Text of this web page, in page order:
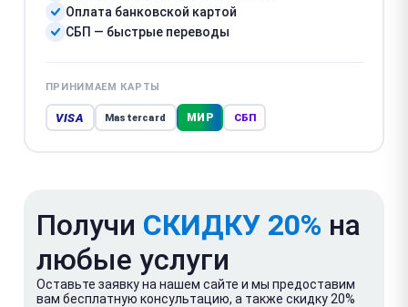
Оплата банковской картой
СБП — быстрые переводы
ПРИНИМАЕМ КАРТЫ
VISA Mastercard МИР СБП
Получи СКИДКУ 20% на
любые услуги
Оставьте заявку на нашем сайте и мы предоставим
вам бесплатную консультацию, а также скидку 20%